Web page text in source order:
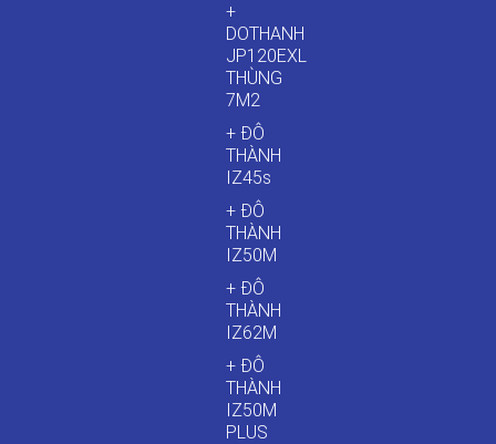
+
DOTHANH
JP120EXL
THÙNG
7M2
+ ĐÔ
THÀNH
IZ45s
+ ĐÔ
THÀNH
IZ50M
+ ĐÔ
THÀNH
IZ62M
+ ĐÔ
THÀNH
IZ50M
PLUS